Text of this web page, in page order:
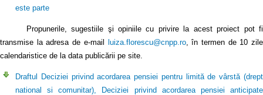
este parte
Propunerile, sugestiile şi opiniile cu privire la acest proiect pot fi
transmise la adresa de e-mail
luiza.florescu@cnpp.ro, în termen de 10 zile
calendaristice de la data publicării pe site.
Draftul Deciziei privind acordarea pensiei pentru limită de vârstă (drept
national si comunitar), Deciziei privind acordarea pensiei anticipate